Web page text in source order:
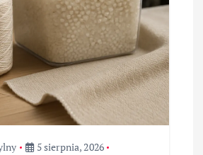
5 sierpnia, 2026